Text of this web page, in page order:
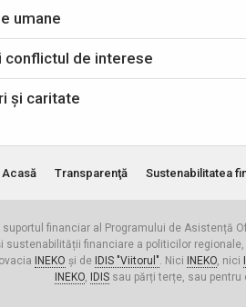
umane
conflictul de interese
și caritate
Acasă Transparenţă Sustenabilitatea
financiar al Programului de Asistență
sustenabilității financiare a politicilor
INEKO și de IDIS "Viitorul". Nici INEKO, nici
INEKO, IDISsau părți terțe, sau pentru